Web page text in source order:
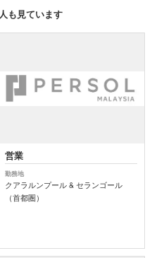
も見ています
営業
勤務地
クアラルンプール & セランゴール
（首都圏）